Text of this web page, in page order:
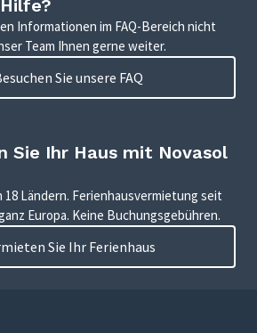
Informationen im FAQ-Bereich nicht
Team Ihnen gerne weiter.
Sie unsere FAQ
Sie Ihr Haus mit Novasol
18 Ländern. Ferienhausvermietung seit
Europa. Keine Buchungsgebühren.
Sie Ihr Ferienhaus